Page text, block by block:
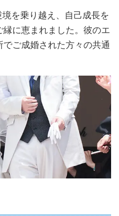
を乗り越え、自己成長を
に恵まれました。彼のエ
ご成婚された方々の共通